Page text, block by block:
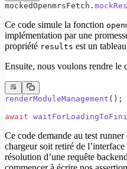
mockedOpenmrsFetch.
Ce code simule la fonction
implémentation par une
propriété results est un
Ensuite, nous voulons rendre le
renderModuleManagement ();
await
Ce code demande au test runner
chargeur soit retiré de
résolution d’une requête